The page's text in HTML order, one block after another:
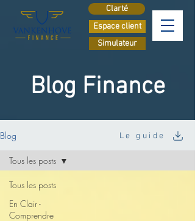
Espace client
Simulateur
Clarté
Blog Finance
Blog
Tous les posts
En Clair -
Comprendre
Tous les posts
Le guide